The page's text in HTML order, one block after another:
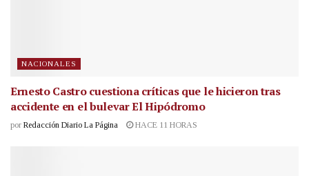
NACIONALES
Ernesto Castro cuestiona críticas que le hicieron tras
accidente en el bulevar El Hipódromo
por Redacción Diario La Página HACE 11 HORAS